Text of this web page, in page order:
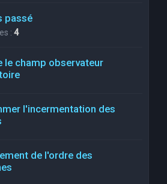
passé
: 4
le champ observateur
l'incermentation des
de l'ordre des